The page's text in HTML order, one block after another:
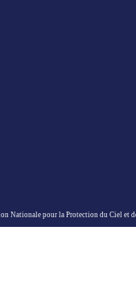
du Ciel et de